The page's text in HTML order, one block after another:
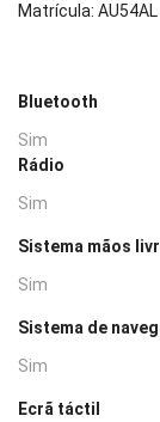
Matrícula: AU54AL
Bluetooth
Sim
Rádio
Sim
Sistema mãos
Sim
Sistema de
Sim
Ecrã táctil